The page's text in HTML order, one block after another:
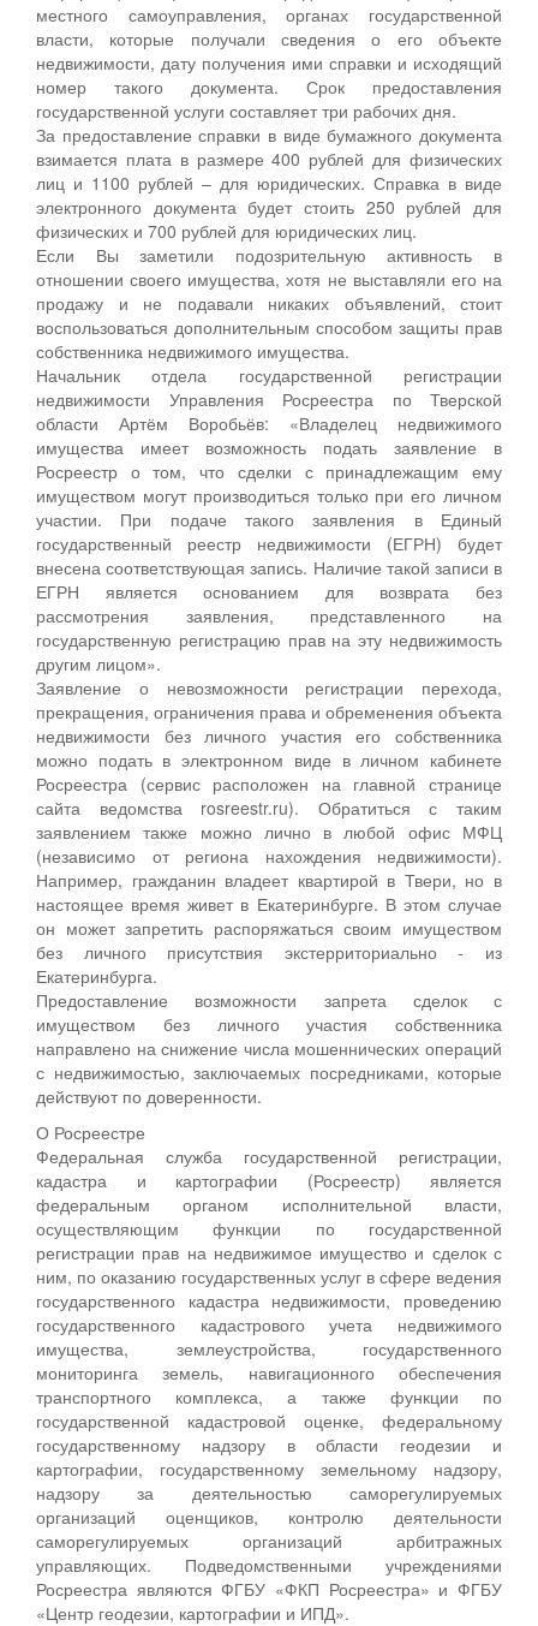
местного самоуправления, органах государственной
власти, которые получали сведения о его объекте
недвижимости, дату получения ими справки и исходящий
номер такого документа. Срок предоставления
государственной услуги составляет три рабочих дня.
За предоставление справки в виде бумажного документа
взимается плата в размере 400 рублей для физических
лиц и 1100 рублей – для юридических. Справка в виде
электронного документа будет стоить 250 рублей для
физических и 700 рублей для юридических лиц.
Если Вы заметили подозрительную активность в
отношении своего имущества, хотя не выставляли его на
продажу и не подавали никаких объявлений, стоит
воспользоваться дополнительным способом защиты прав
собственника недвижимого имущества.
Начальник отдела государственной регистрации
недвижимости Управления Росреестра по Тверской
области Артём Воробьёв: «Владелец недвижимого
имущества имеет возможность подать заявление в
Росреестр о том, что сделки с принадлежащим ему
имуществом могут производиться только при его личном
участии. При подаче такого заявления в Единый
государственный реестр недвижимости (ЕГРН) будет
внесена соответствующая запись. Наличие такой записи в
ЕГРН является основанием для возврата без
рассмотрения заявления, представленного на
государственную регистрацию прав на эту недвижимость
другим лицом».
Заявление о невозможности регистрации перехода,
прекращения, ограничения права и обременения объекта
недвижимости без личного участия его собственника
можно подать в электронном виде в личном кабинете
Росреестра (сервис расположен на главной странице
сайта ведомства rosreestr.ru). Обратиться с таким
заявлением также можно лично в любой офис МФЦ
(независимо от региона нахождения недвижимости).
Например, гражданин владеет квартирой в Твери, но в
настоящее время живет в Екатеринбурге. В этом случае
он может запретить распоряжаться своим имуществом
без личного присутствия экстерриториально - из
Екатеринбурга.
Предоставление возможности запрета сделок с
имуществом без личного участия собственника
направлено на снижение числа мошеннических операций
с недвижимостью, заключаемых посредниками, которые
действуют по доверенности.
О Росреестре
Федеральная служба государственной регистрации,
кадастра и картографии (Росреестр) является
федеральным органом исполнительной власти,
осуществляющим функции по государственной
регистрации прав на недвижимое имущество и сделок с
ним, по оказанию государственных услуг в сфере ведения
государственного кадастра недвижимости, проведению
государственного кадастрового учета недвижимого
имущества, землеустройства, государственного
мониторинга земель, навигационного обеспечения
транспортного комплекса, а также функции по
государственной кадастровой оценке, федеральному
государственному надзору в области геодезии и
картографии, государственному земельному надзору,
надзору за деятельностью саморегулируемых
организаций оценщиков, контролю деятельности
саморегулируемых организаций арбитражных
управляющих. Подведомственными учреждениями
Росреестра являются ФГБУ «ФКП Росреестра» и ФГБУ
«Центр геодезии, картографии и ИПД».